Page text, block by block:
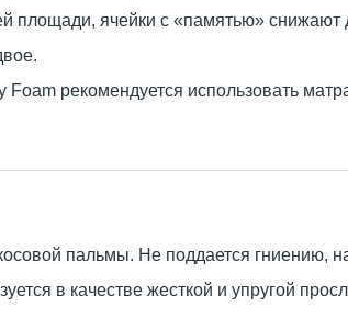
площади, ячейки с «памятью» снижают
рекомендуется использовать
пальмы. Не поддается гниению,
в качестве жесткой и упругой